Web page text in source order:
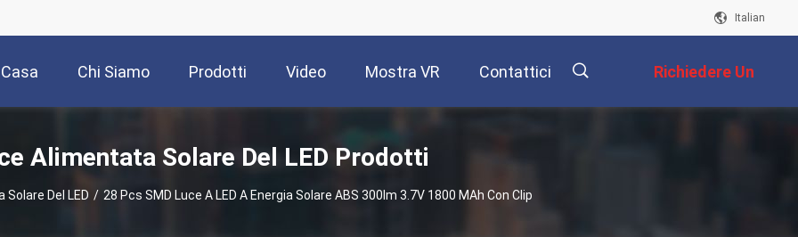
Italian
Casa Chi Siamo Prodotti Video Mostra VR Contattici Richiedere Un
Preventivo
Alimentata Solare Del LED Prodotti
Del LED / 28 Pcs SMD Luce A LED A Energia Solare ABS 300lm 3.7V 1800 MAh Con Clip